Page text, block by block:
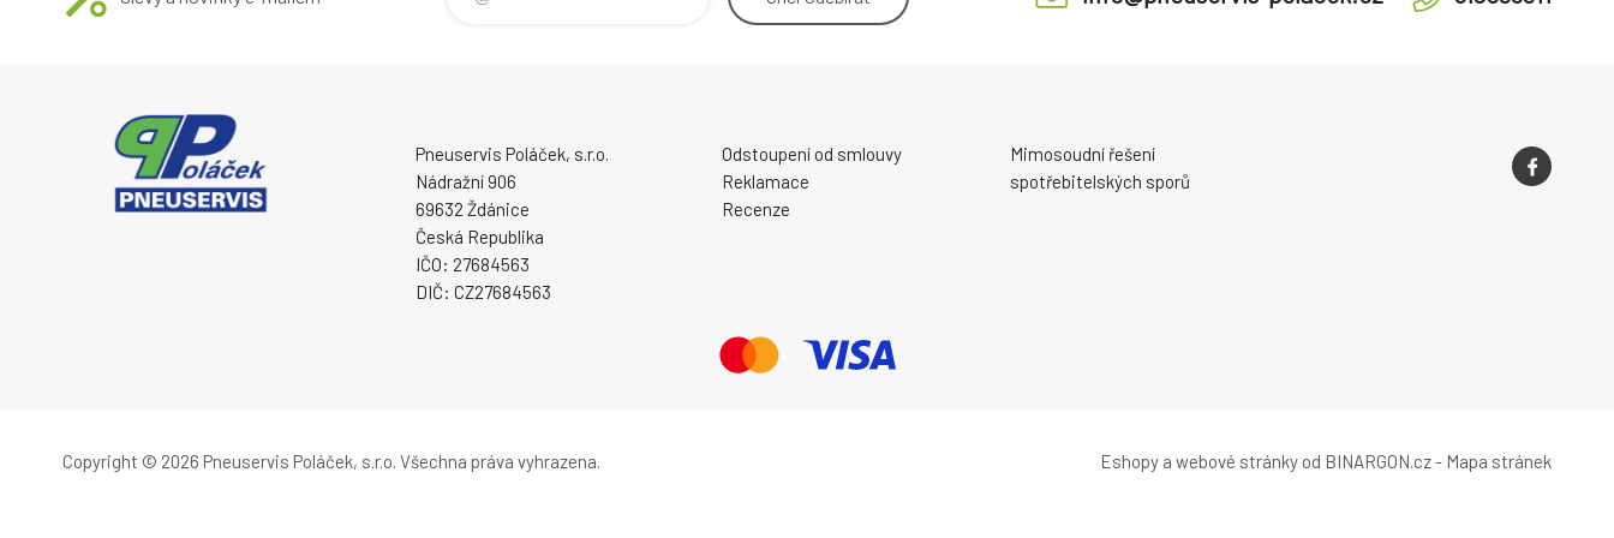
Pneuservis Poláček, s.r.o.
Nádražní 906
69632 Ždánice
Česká Republika
IČO: 27684563
DIČ: CZ27684563
Odstoupení od smlouvy
Reklamace
Recenze
Mimosoudní řešení
spotřebitelských sporů
Copyright © 2026 Pneuservis Poláček, s.r.o. Všechna práva vyhrazena. Eshopy a webové stránky od BINARGON.cz- Mapa stránek